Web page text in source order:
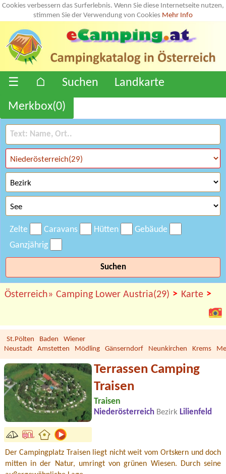
Cookies verbessern das Surferlebnis. Wenn Sie diese Internetseite nutzen,
stimmen Sie der Verwendung von Cookies Mehr Info
☰ ⌂ Suchen
Landkarte
Merkbox(0)
Zelte Caravans Hütten
Gebäude
Ganzjährig
Suchen
Österreich» Camping Lower Austria(29) > Karte >
St.Pölten Baden
Wiener
Neustadt
Amstetten Mödling Gänserndorf Neunkirchen Krems
Terrassen Camping
Traisen
Traisen
Niederösterreich Bezirk Lilienfeld
Der Campingplatz Traisen liegt nicht weit vom Ortskern und doch
mitten in der Natur, umringt von grünen Wiesen. Durch seine